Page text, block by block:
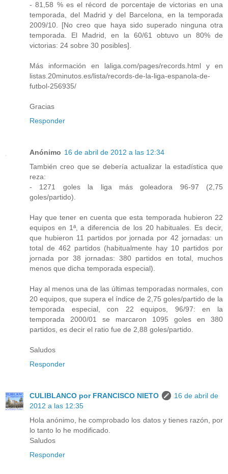
- 81,58 % es el récord de porcentaje de victorias en una
temporada, del Madrid y del Barcelona, en la temporada
2009/10. [No creo que haya sido superado ninguna otra
temporada. El Madrid, en la 60/61 obtuvo un 80% de
victorias: 24 sobre 30 posibles].
Más información en laliga.com/pages/records.html y en
listas.20minutos.es/lista/records-de-la-liga-espanola-de-
futbol-256935/
Gracias
Responder
Anónimo 16 de abril de 2012 a las 12:34
También creo que se debería actualizar la estadística que
reza:
- 1271 goles la liga más goleadora 96-97 (2,75
goles/partido).
Hay que tener en cuenta que esta temporada hubieron 22
equipos en 1ª, a diferencia de los 20 habituales. Es decir,
que hubieron 11 partidos por jornada por 42 jornadas: un
total de 462 partidos (habitualmente hay 10 partidos por
jornada por 38 jornadas: 380 partidos en total, muchos
menos que dicha temporada especial).
Hay al menos una de las últimas temporadas normales, con
20 equipos, que supera el índice de 2,75 goles/partido de la
temporada especial, con 22 equipos, 96/97: en la
temporada 2000/01 se marcaron 1095 goles en 380
partidos, es decir el ratio fue de 2,88 goles/partido.
Saludos
Responder
CULIBLANCO por FRANCISCO NIETO
16 de abril de
2012 a las 12:35
Hola anónimo, he comprobado los datos y tienes razón, por
lo tanto lo he modificado.
Saludos
Responder